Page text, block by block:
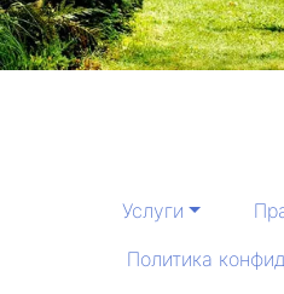
Услуги
Политика